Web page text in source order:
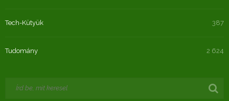
Tech-Kütyük 387
Tudomány 2 624